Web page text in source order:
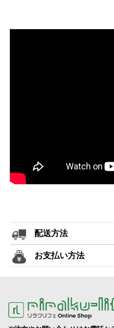
配送方法
お支払い方法